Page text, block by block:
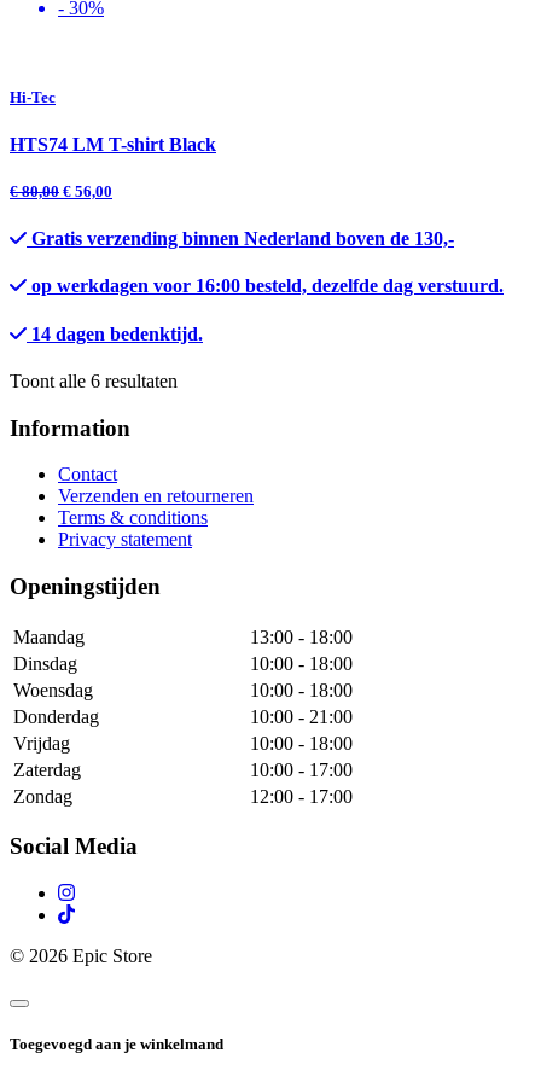
- 30%
Hi-Tec
HTS74 LM T-shirt Black
€80,00 € 56,00
Gratis verzending binnen Nederland boven de 130,-
op werkdagen voor 16:00 besteld, dezelfde dag verstuurd.
14 dagen bedenktijd.
Toont alle 6 resultaten
Information
Contact
Verzenden en retourneren
Terms & conditions
Privacy statement
Openingstijden
Maandag
13:00 - 18:00
Dinsdag
10:00 - 18:00
Woensdag
10:00 - 18:00
Donderdag
10:00 - 21:00
Vrijdag
10:00 - 18:00
Zaterdag
10:00 - 17:00
Zondag
12:00 - 17:00
Social Media
© 2026 Epic Store
Toegevoegd aan je winkelmand